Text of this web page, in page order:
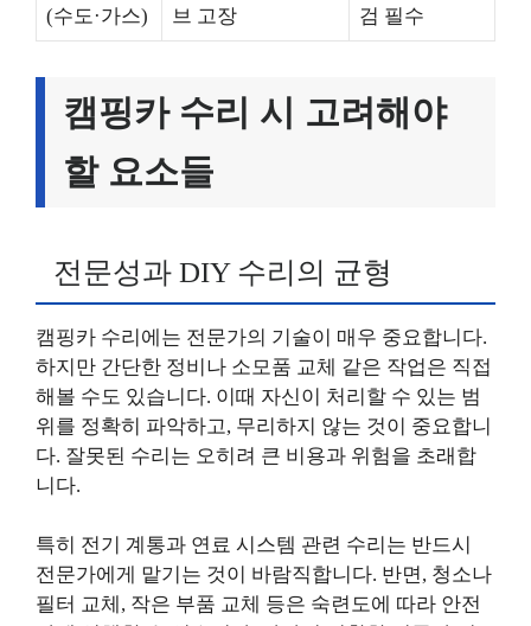
(수도·가스)
브 고장
검 필수
캠핑카 수리 시 고려해야
할 요소들
전문성과 DIY 수리의 균형
캠핑카 수리에는 전문가의 기술이 매우 중요합니다.
하지만 간단한 정비나 소모품 교체 같은 작업은 직접
해볼 수도 있습니다. 이때 자신이 처리할 수 있는 범
위를 정확히 파악하고, 무리하지 않는 것이 중요합니
다. 잘못된 수리는 오히려 큰 비용과 위험을 초래합
니다.
특히 전기 계통과 연료 시스템 관련 수리는 반드시
전문가에게 맡기는 것이 바람직합니다. 반면, 청소나
필터 교체, 작은 부품 교체 등은 숙련도에 따라 안전